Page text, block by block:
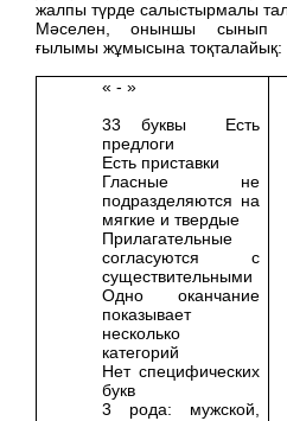
жалпы түрде салыстырмалы
Мәселен, оныншы сынып
ғылымы жұмысына тоқталайық:
« - »
33 буквы Есть
предлоги
Есть приставки
Гласные не
подразделяются на
мягкие и твердые
Прилагательные
согласуются с
существительными
Одно оканчание
показывает
несколько
категорий
Нет специфических
букв
3 рода: мужской,